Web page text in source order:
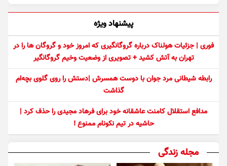
پیشنهاد ویژه
فوری | جزئیات هولناک درباره گروگانگیری که امروز خود و گروگان ها را در
تهران به آتش کشید + تصویری از وضعیت وخیم گروگانگیر
رابطه شیطانی مرد جوان با دوست همسرش |دستش را روی گلوی بچه‌ام
گذاشت
مدافع استقلال کامنت عاشقانه خود برای فرهاد مجیدی را حذف کرد |
حاشیه در تیم نکونام ممنوع !
مجله زندگی